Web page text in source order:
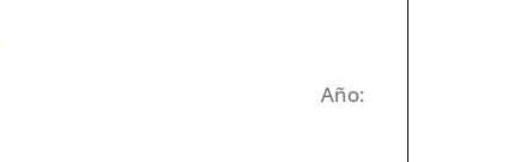
Año: